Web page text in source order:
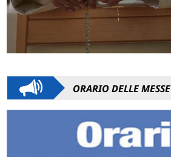
ORARIO DELLE MESSE